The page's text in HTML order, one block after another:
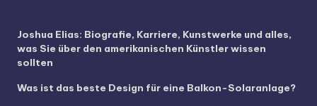
Joshua Elias: Biografie, Karriere, Kunstwerke und alles,
was Sie über den amerikanischen Künstler wissen
sollten
Was ist das beste Design für eine Balkon-Solaranlage?